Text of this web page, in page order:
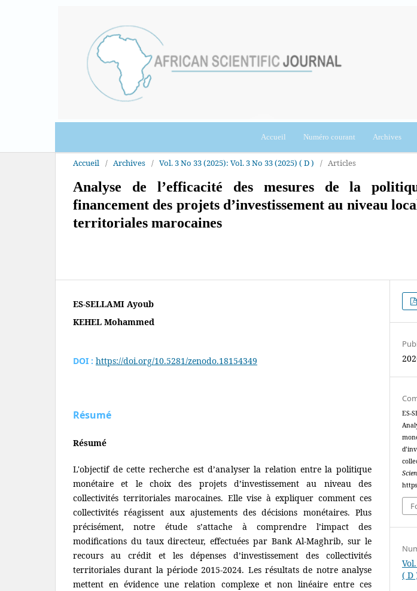
Accueil Numéro courant Archives
Accueil / Archives / Vol. 3 No 33 (2025): Vol. 3 No 33 (2025) ( D ) / Articles
Analyse de l’efficacité des mesures de la
financement des projets d’investissement au niveau
territoriales marocaines
ES-SELLAMI Ayoub
KEHEL Mohammed
DOI : https://doi.org/10.5281/zenodo.18154349
Résumé
Résumé
L'objectif de cette recherche est d’analyser la relation entre la politique
monétaire et le choix des projets d’investissement au niveau des
collectivités territoriales marocaines. Elle vise à expliquer comment ces
collectivités réagissent aux ajustements des décisions monétaires. Plus
précisément, notre étude s’attache à comprendre l’impact des
modifications du taux directeur, effectuées par Bank Al-Maghrib, sur le
recours au crédit et les dépenses d’investissement des collectivités
territoriales durant la période 2015-2024. Les résultats de notre analyse
mettent en évidence une relation complexe et non linéaire entre ces
ES-
( D